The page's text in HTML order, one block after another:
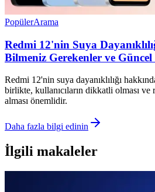
PopülerArama
Redmi 12'nin Suya
Bilmeniz Gerekenler ve
Redmi 12'nin suya dayanıklılığı
birlikte, kullanıcıların dikkatli olması
alması önemlidir.
Daha fazla bilgi edinin
İlgili makaleler